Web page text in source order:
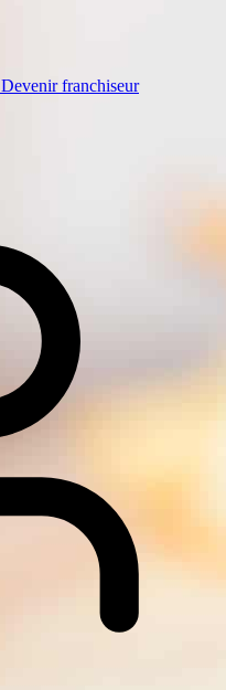
Devenir franchiseur